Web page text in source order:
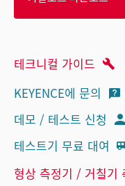
테크니컬 가이드
KEYENCE에 문의
데모 / 테스트 신청
테스트기 무료 대여
형상 측정기 / 거칠기